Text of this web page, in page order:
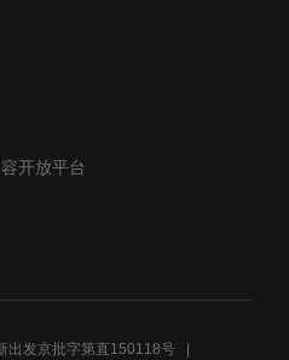
开放平台
出发京批字第直150118号